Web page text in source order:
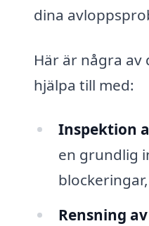
dina
Här är några
hjälpa till med:
Inspektion
en grundlig
Rensning